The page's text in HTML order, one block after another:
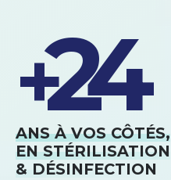
+24
ANS À VOS CÔTÉS,
EN STÉRILISATION
& DÉSINFECTION